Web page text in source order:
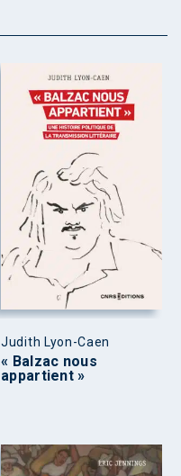
Judith Lyon-Caen
« Balzac nous
appartient »